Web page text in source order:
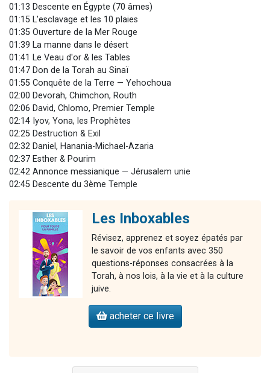
01:13 Descente en Égypte (70 âmes)
01:15 L'esclavage et les 10 plaies
01:35 Ouverture de la Mer Rouge
01:39 La manne dans le désert
01:41 Le Veau d'or & les Tables
01:47 Don de la Torah au Sinaï
01:55 Conquête de la Terre — Yehochoua
02:00 Devorah, Chimchon, Routh
02:06 David, Chlomo, Premier Temple
02:14 Iyov, Yona, les Prophètes
02:25 Destruction & Exil
02:32 Daniel, Hanania-Michael-Azaria
02:37 Esther & Pourim
02:42 Annonce messianique — Jérusalem unie
02:45 Descente du 3ème Temple
Les Inboxables
Révisez, apprenez et soyez épatés par
le savoir de vos enfants avec 350
questions-réponses consacrées à la
Torah, à nos lois, à la vie et à la culture
juive.
acheter ce livre